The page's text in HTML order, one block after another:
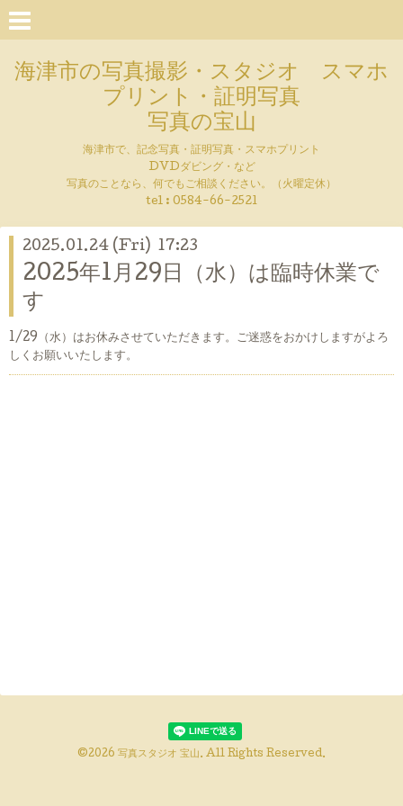
海津市の写真撮影・スタジオ スマホ
プリント・証明写真
写真の宝山
海津市で、記念写真・証明写真・スマホプリント
DVDダビング・など
写真のことなら、何でもご相談ください。（火曜定休）
tel : 0584-66-2521
2025.01.24 (Fri) 17:23
2025年1月29日（水）は臨時休業で
す
1/29（水）はお休みさせていただきます。ご迷惑をおかけしますがよろ
しくお願いいたします。
©2026 写真スタジオ 宝山. All Rights Reserved.